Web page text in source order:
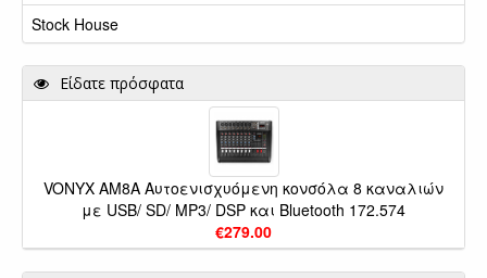
Stock House
Είδατε πρόσφατα
VONYX AM8A Αυτοενισχυόμενη κονσόλα 8 καναλιών
με USB/ SD/ MP3/ DSP και Bluetooth 172.574
€279.00